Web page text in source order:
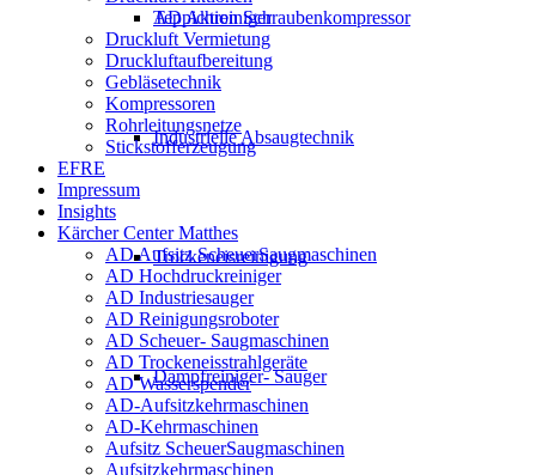
Teppichreiniger
Industrielle Absaugtechnik
Trockeneisreinigung
Dampfreiniger- Sauger
AD Aktion Schraubenkompressor
Druckluft Vermietung
Druckluftaufbereitung
Gebläsetechnik
Kompressoren
Rohrleitungsnetze
Stickstofferzeugung
EFRE
Impressum
Insights
Kärcher Center Matthes
AD Aufsitz ScheuerSaugmaschinen
AD Hochdruckreiniger
AD Industriesauger
AD Reinigungsroboter
AD Scheuer- Saugmaschinen
AD Trockeneisstrahlgeräte
AD Wasserspender
AD-Aufsitzkehrmaschinen
AD-Kehrmaschinen
Aufsitz ScheuerSaugmaschinen
Aufsitzkehrmaschinen